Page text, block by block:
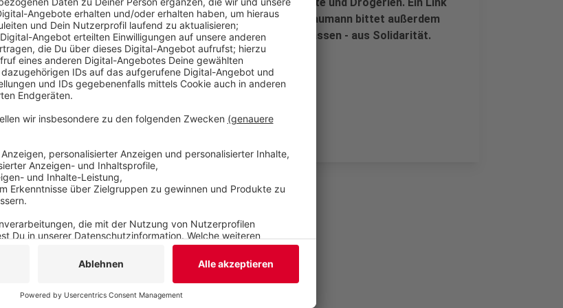
zur Liste des Landes stehthier. NRW-Gesundheitsminister Laumann bittet außerdem
alle ab 60 darum, sich mit Astrazeneca in Praxen impfen zu lassen - aus Solidarität.
Veröffentlicht:Donnerstag, 06.05.2021 06:20
Anzeige